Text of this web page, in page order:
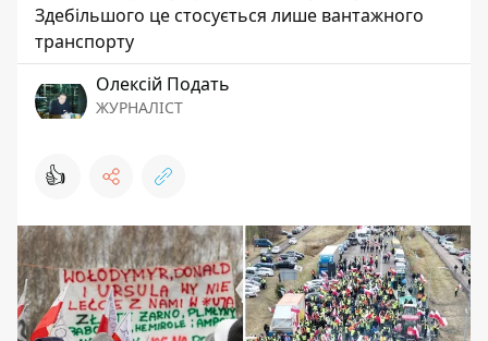
Здебільшого це стосується лише вантажного
транспорту
Олексій Подать
ЖУРНАЛІСТ
👍